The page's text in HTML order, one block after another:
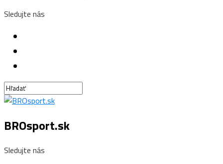
Sledujte nás
BROsport.sk
Sledujte nás